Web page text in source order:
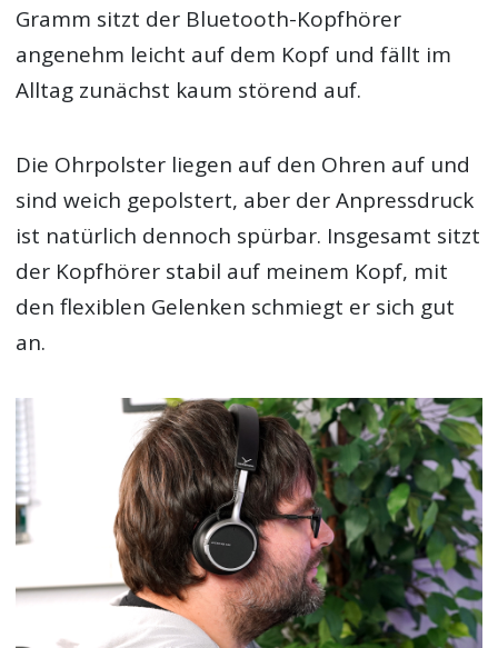
Gramm sitzt der Bluetooth-Kopfhörer
angenehm leicht auf dem Kopf und fällt im
Alltag zunächst kaum störend auf.
Die Ohrpolster liegen auf den Ohren auf und
sind weich gepolstert, aber der Anpressdruck
ist natürlich dennoch spürbar. Insgesamt sitzt
der Kopfhörer stabil auf meinem Kopf, mit
den flexiblen Gelenken schmiegt er sich gut
an.